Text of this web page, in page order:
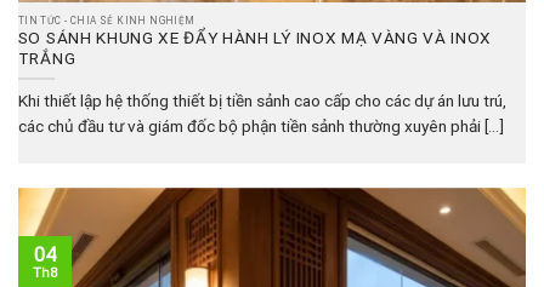
TIN TỨC - CHIA SẺ KINH NGHIỆM
SO SÁNH KHUNG XE ĐẨY HÀNH LÝ INOX MẠ VÀNG VÀ INOX
TRẮNG
Khi thiết lập hệ thống thiết bị tiền sảnh cao cấp cho các dự án lưu trú,
các chủ đầu tư và giám đốc bộ phận tiền sảnh thường xuyên phải [...]
04
Th8